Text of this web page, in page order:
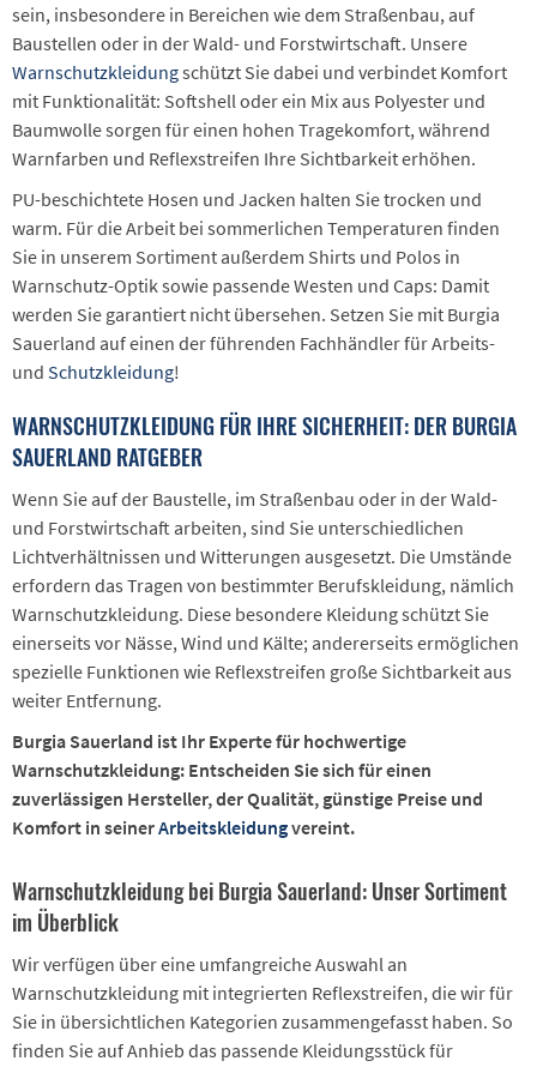
sein, insbesondere in Bereichen wie dem Straßenbau, auf
Baustellen oder in der Wald- und Forstwirtschaft. Unsere
Warnschutzkleidungschützt Sie dabei und verbindet Komfort
mit Funktionalität: Softshell oder ein Mix aus Polyester und
Baumwolle sorgen für einen hohen Tragekomfort, während
Warnfarben und Reflexstreifen Ihre Sichtbarkeit erhöhen.
PU-beschichtete Hosen und Jacken halten Sie trocken und
warm. Für die Arbeit bei sommerlichen Temperaturen finden
Sie in unserem Sortiment außerdem Shirts und Polos in
Warnschutz-Optik sowie passende Westen und Caps: Damit
werden Sie garantiert nicht übersehen. Setzen Sie mit Burgia
Sauerland auf einen der führenden Fachhändler für Arbeits-
und Schutzkleidung!
WARNSCHUTZKLEIDUNG FÜR IHRE SICHERHEIT: DER BURGIA
SAUERLAND RATGEBER
Wenn Sie auf der Baustelle, im Straßenbau oder in der Wald-
und Forstwirtschaft arbeiten, sind Sie unterschiedlichen
Lichtverhältnissen und Witterungen ausgesetzt. Die Umstände
erfordern das Tragen von bestimmter Berufskleidung, nämlich
Warnschutzkleidung. Diese besondere Kleidung schützt Sie
einerseits vor Nässe, Wind und Kälte; andererseits ermöglichen
spezielle Funktionen wie Reflexstreifen große Sichtbarkeit aus
weiter Entfernung.
Burgia Sauerland ist Ihr Experte für hochwertige
Warnschutzkleidung: Entscheiden Sie sich für einen
zuverlässigen Hersteller, der Qualität, günstige Preise und
Komfort in seinerArbeitskleidungvereint.
Warnschutzkleidung bei Burgia Sauerland: Unser Sortiment
im Überblick
Wir verfügen über eine umfangreiche Auswahl an
Warnschutzkleidung mit integrierten Reflexstreifen, die wir für
Sie in übersichtlichen Kategorien zusammengefasst haben. So
finden Sie auf Anhieb das passende Kleidungsstück für